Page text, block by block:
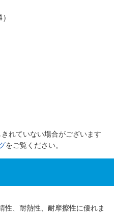
れていない場合がございます
をご覧ください。
性、耐熱性、耐摩擦性に優れま